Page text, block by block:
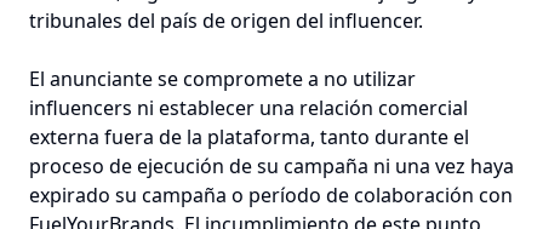
tribunales del país de origen del influencer.
El anunciante se compromete a no utilizar
influencers ni establecer una relación comercial
externa fuera de la plataforma, tanto durante el
proceso de ejecución de su campaña ni una vez haya
expirado su campaña o período de colaboración con